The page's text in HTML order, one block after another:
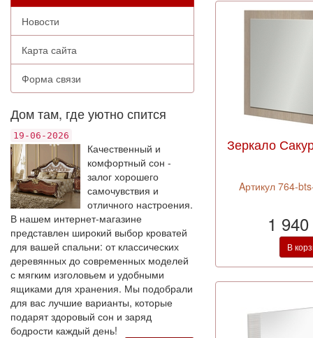
Новости
Карта сайта
Форма связи
Дом там, где уютно спится
19-06-2026
Качественный и
комфортный сон -
залог хорошего
самочувствия и
отличного настроения.
В нашем интернет-магазине
представлен широкий выбор кроватей
для вашей спальни: от классических
деревянных до современных моделей
с мягким изголовьем и удобными
ящиками для хранения. Мы подобрали
для вас лучшие варианты, которые
подарят здоровый сон и заряд
бодрости каждый день!
Зеркало
Aртикул 764-
1
В